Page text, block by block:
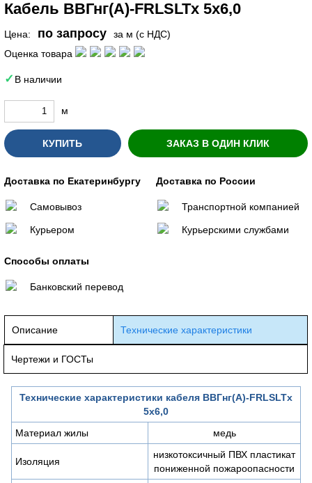
Кабель ВВГнг(A)-FRLSLTx 5х6,0
Цена: по запросу
за м (с НДС)
Оценка товара
В наличии
м
КУПИТЬ ЗАКАЗ В ОДИН КЛИК
Доставка по Екатеринбургу
Самовывоз
Курьером
Доставка по России
Транспортной компанией
Курьерскими службами
Способы оплаты
Банковский перевод
Описание Технические характеристики
Чертежи и ГОСТы
Технические характеристики кабеля ВВГнг(A)-FRLSLTx
5х6,0
Материал жилы
медь
Изоляция
низкотоксичный ПВХ пластикат
пониженной пожароопасности